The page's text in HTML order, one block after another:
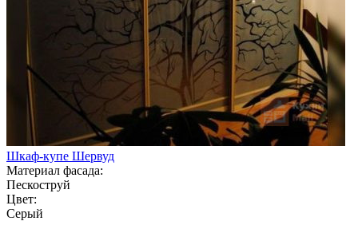
Шкаф-купе Шервуд
Материал фасада:
Пескоструй
Цвет:
Серый